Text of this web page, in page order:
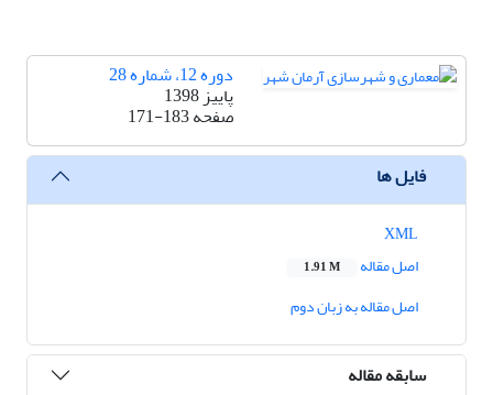
دوره 12، شماره 28
پاییز 1398
صفحه171-183
فایل ها
اصل مقاله
1.91 M
اصل مقاله به زبان دوم
سابقه مقاله